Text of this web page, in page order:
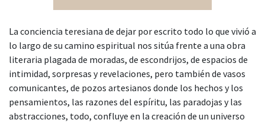
La conciencia teresiana de dejar por escrito todo lo que vivió a
lo largo de su camino espiritual nos sitúa frente a una obra
literaria plagada de moradas, de escondrijos, de espacios de
intimidad, sorpresas y revelaciones, pero también de vasos
comunicantes, de pozos artesianos donde los hechos y los
pensamientos, las razones del espíritu, las paradojas y las
abstracciones, todo, confluye en la creación de un universo